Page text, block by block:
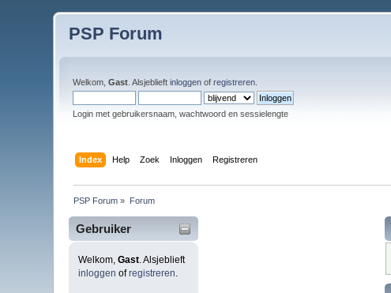
PSP Forum
Welkom,Gast . Alsjeblieftinloggen ofregistreren
Login met gebruikersnaam, wachtwoord en sessielengte
Index Help Zoek Inloggen Registreren
PSP Forum » Forum
Gebruiker
Welkom,Gast . Alsjeblieft
inloggen ofregistreren